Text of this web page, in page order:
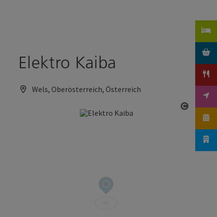
Elektro Kaiba
Wels, Oberösterreich, Österreich